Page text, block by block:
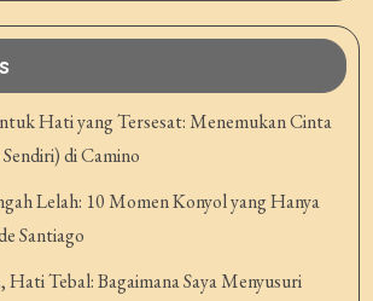
Hati yang Tersesat: Menemukan Cinta
di Camino
Lelah: 10 Momen Konyol yang Hanya
Santiago
Tebal: Bagaimana Saya Menyusuri